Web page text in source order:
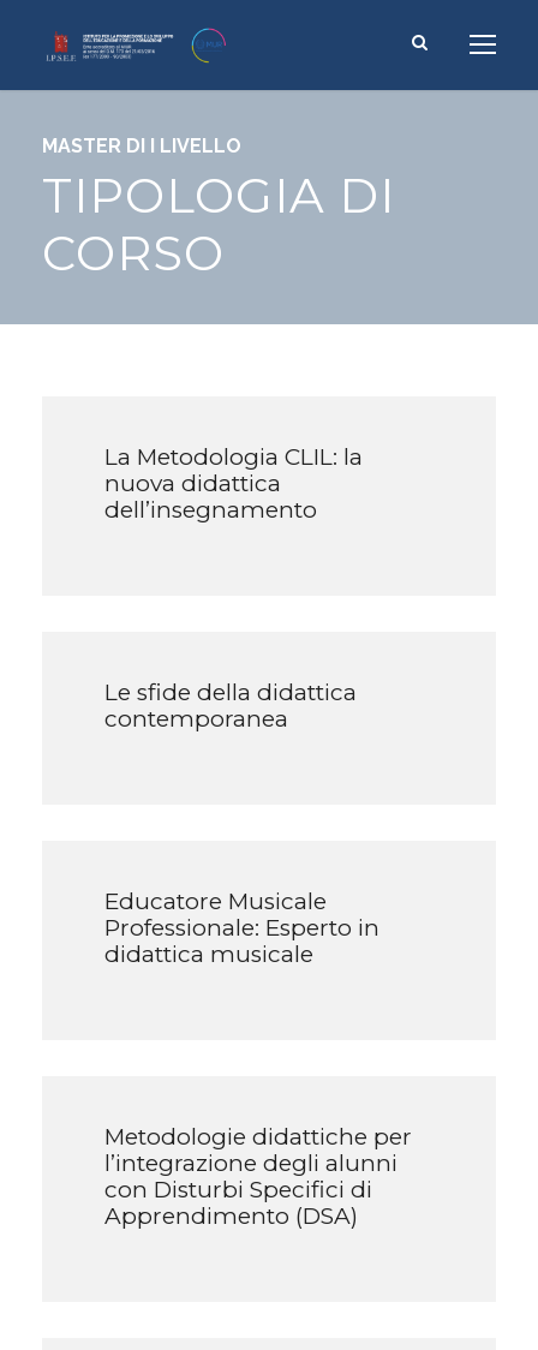
MASTER DI I LIVELLO
TIPOLOGIA DI
CORSO
La Metodologia CLIL: la
nuova didattica
dell’insegnamento
Le sfide della didattica
contemporanea
Educatore Musicale
Professionale: Esperto in
didattica musicale
Metodologie didattiche per
l’integrazione degli alunni
con Disturbi Specifici di
Apprendimento (DSA)